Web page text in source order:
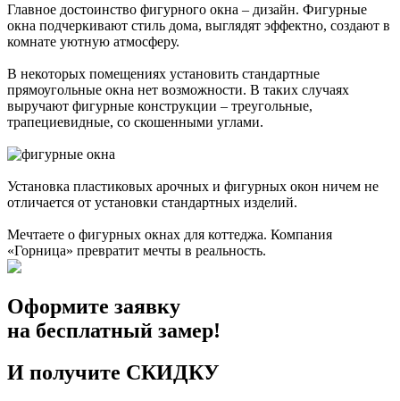
Главное достоинство фигурного окна – дизайн. Фигурные
окна подчеркивают стиль дома, выглядят эффектно, создают в
комнате уютную атмосферу.
В некоторых помещениях установить стандартные
прямоугольные окна нет возможности. В таких случаях
выручают фигурные конструкции – треугольные,
трапециевидные, со скошенными углами.
Установка пластиковых арочных и фигурных окон ничем не
отличается от установки стандартных изделий.
Мечтаете о фигурных окнах для коттеджа. Компания
«Горница» превратит мечты в реальность.
Оформите заявку
на бесплатный замер!
И получите СКИДКУ